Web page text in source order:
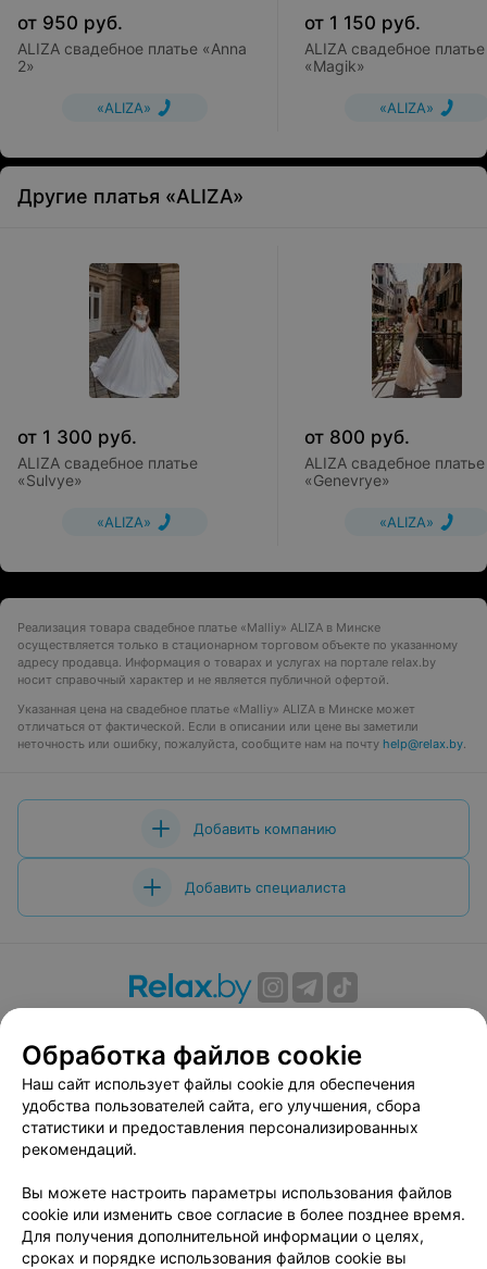
от 950 руб.
ALIZA свадебное платье «Anna
2»
«ALIZA»
от 1 150 руб.
ALIZA свадебное платье
«Magik»
«ALIZA»
Другие платья «ALIZA»
от 1 300 руб.
ALIZA свадебное платье
«Sulvye»
«ALIZA»
от 800 руб.
ALIZA свадебное платье
«Genevrye»
«ALIZA»
Реализация товара свадебное платье «Malliy» ALIZA в Минске
осуществляется только в стационарном торговом объекте по указанному
адресу продавца. Информация о товарах и услугах на портале relax.by
носит справочный характер и не является публичной офертой.
Указанная цена на свадебное платье «Malliy» ALIZA в Минске может
отличаться от фактической. Если в описании или цене вы заметили
неточность или ошибку, пожалуйста, сообщите нам на почту help@relax.by.
Добавить компанию
Добавить специалиста
Вакансии
Публичный договор
Способы оплаты
Публичный договор по использованию сервиса
«Афиша»
Пользовательское соглашение
Связаться по вопросам сотрудничества
Написать руководителю relax.by
Персональные настройки cookie
Обработка файлов cookie
Наш сайт использует файлы cookie для обеспечения
удобства пользователей сайта, его улучшения, сбора
статистики и предоставления персонализированных
рекомендаций.
Вы можете настроить параметры использования файлов
cookie или изменить свое согласие в более позднее время.
Для получения дополнительной информации о целях,
сроках и порядке использования файлов cookie вы